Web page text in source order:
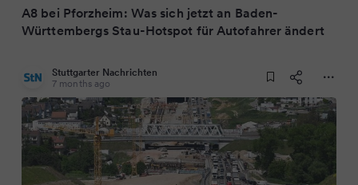
A8 bei Pforzheim: Was sich jetzt an Baden-
Württembergs Stau-Hotspot für Autofahrer ändert
Stuttgarter Nachrichten
7 months ago